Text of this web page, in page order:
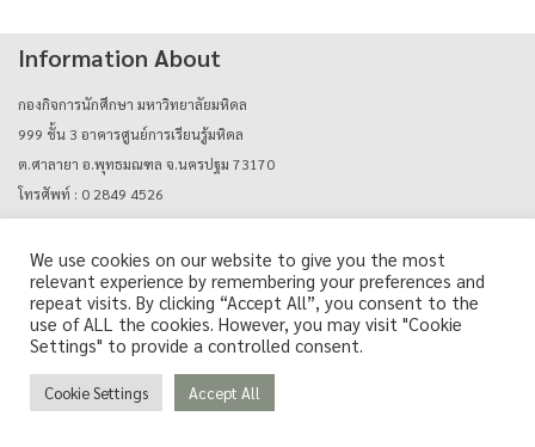
Information About
กองกิจการนักศึกษา มหาวิทยาลัยมหิดล
999 ชั้น 3 อาคารศูนย์การเรียนรู้มหิดล
ต.ศาลายา อ.พุทธมณฑล จ.นครปฐม 73170
โทรศัพท์ : 0 2849 4526
E-mail : mahidolcareers@mahidol.ac.th
Login with mu_authen
We use cookies on our website to give you the most
relevant experience by remembering your preferences and
repeat visits. By clicking “Accept All”, you consent to the
use of ALL the cookies. However, you may visit "Cookie
Settings" to provide a controlled consent.
Cookie Settings Accept All